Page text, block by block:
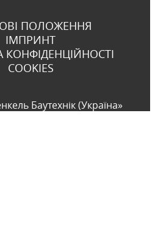
ПОЛОЖЕННЯ
ІМПРИНТ
КОНФІДЕНЦІЙНОСТІ
COOKIES
Баутехнік (Україна»